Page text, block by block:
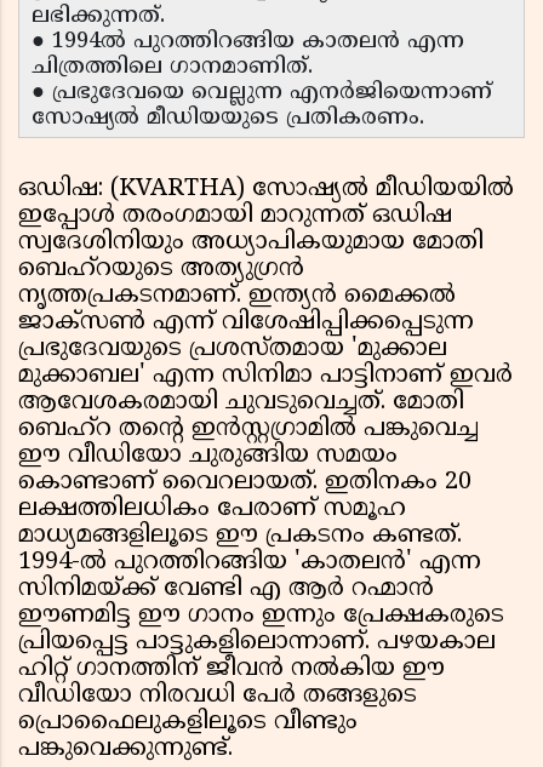
ലഭിക്കുന്നത്.
● 1994ൽ പുറത്തിറങ്ങിയ കാതലൻ എന്ന
ചിത്രത്തിലെ ഗാനമാണിത്.
● പ്രഭുദേവയെ വെല്ലുന്ന എനർജിയെന്നാണ്
സോഷ്യൽ മീഡിയയുടെ പ്രതികരണം.
ഒഡിഷ: (KVARTHA) സോഷ്യൽ മീഡിയയിൽ
ഇപ്പോൾ തരംഗമായി മാറുന്നത് ഒഡിഷ
സ്വദേശിനിയും അധ്യാപികയുമായ മോതി
ബെഹ്റയുടെ അത്യുഗ്രൻ
നൃത്തപ്രകടനമാണ്. ഇന്ത്യൻ മൈക്കൽ
ജാക്സൺ എന്ന് വിശേഷിപ്പിക്കപ്പെടുന്ന
പ്രഭുദേവയുടെ പ്രശസ്തമായ 'മുക്കാല
മുക്കാബല' എന്ന സിനിമാ പാട്ടിനാണ് ഇവർ
ആവേശകരമായി ചുവടുവെച്ചത്. മോതി
ബെഹ്റ തൻ്റെ ഇൻസ്റ്റഗ്രാമിൽ പങ്കുവെച്ച
ഈ വീഡിയോ ചുരുങ്ങിയ സമയം
കൊണ്ടാണ് വൈറലായത്. ഇതിനകം 20
ലക്ഷത്തിലധികം പേരാണ് സമൂഹ
മാധ്യമങ്ങളിലൂടെ ഈ പ്രകടനം കണ്ടത്.
1994-ൽ പുറത്തിറങ്ങിയ 'കാതലൻ' എന്ന
സിനിമയ്ക്ക് വേണ്ടി എ ആർ റഹ്മാൻ
ഈണമിട്ട ഈ ഗാനം ഇന്നും പ്രേക്ഷകരുടെ
പ്രിയപ്പെട്ട പാട്ടുകളിലൊന്നാണ്. പഴയകാല
ഹിറ്റ് ഗാനത്തിന് ജീവൻ നൽകിയ ഈ
വീഡിയോ നിരവധി പേർ തങ്ങളുടെ
പ്രൊഫൈലുകളിലൂടെ വീണ്ടും
പങ്കുവെക്കുന്നുണ്ട്.